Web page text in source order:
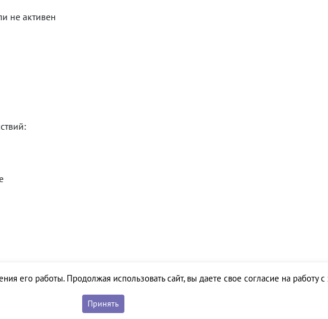
не активен
его работы. Продолжая использовать сайт, вы даете свое согласие на работу
Принять